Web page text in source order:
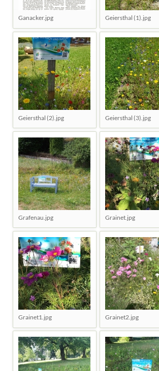
Ganacker.jpg Geiersthal (1).jpg
Geiersthal (2).jpg Geiersthal (3).jpg
Grafenau.jpg Grainet.jpg
Grainet1.jpg Grainet2.jpg